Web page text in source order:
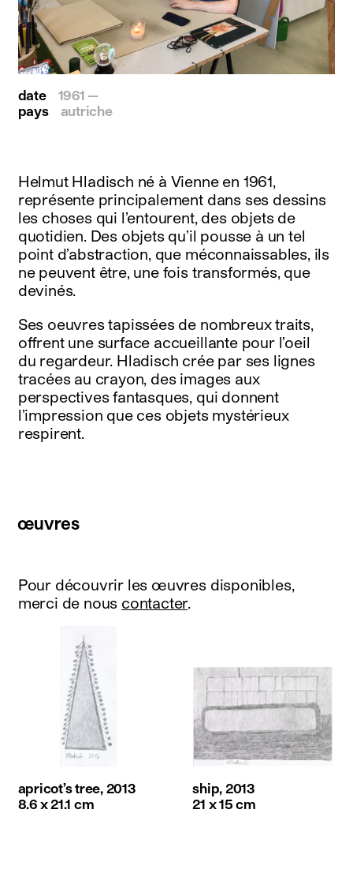
date
1961 —
pays
autriche
Helmut Hladisch né à Vienne en 1961,
représente principalement dans ses dessins
les choses qui l’entourent, des objets de
quotidien. Des objets qu’il pousse à un tel
point d’abstraction, que méconnaissables, ils
ne peuvent être, une fois transformés, que
devinés.
Ses oeuvres tapissées de nombreux traits,
offrent une surface accueillante pour l’oeil
du regardeur. Hladisch crée par ses lignes
tracées au crayon, des images aux
perspectives fantasques, qui donnent
l’impression que ces objets mystérieux
respirent.
œuvres
Pour découvrir les œuvres disponibles,
merci de nous contacter.
apricot’s tree, 2013
8.6 x 21.1 cm
ship, 2013
21 x 15 cm